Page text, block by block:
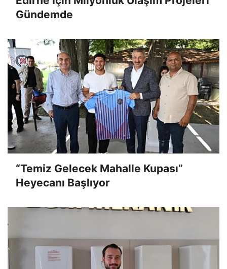
Gündemde
“Temiz Gelecek Mahalle Kupası”
Heyecanı Başlıyor